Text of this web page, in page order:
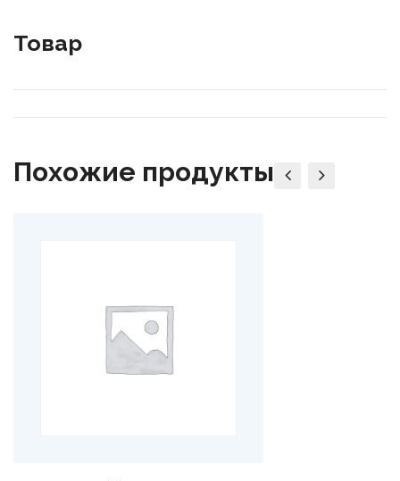
Товар
Похожие продукты